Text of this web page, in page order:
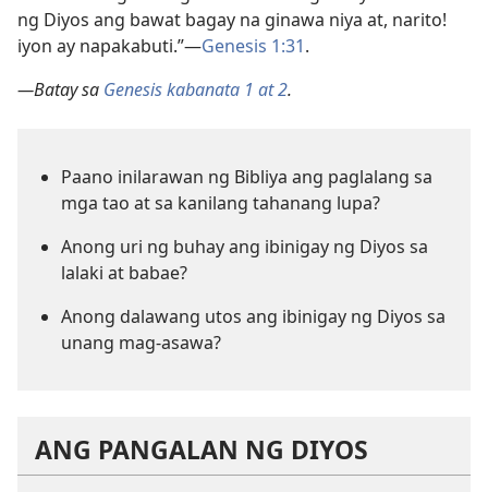
ng Diyos ang bawat bagay na ginawa niya at, narito!
iyon ay napakabuti.”​—Genesis 1:31.
—Batay sa Genesis kabanata 1 at 2.
Paano inilarawan ng Bibliya ang paglalang sa
mga tao at sa kanilang tahanang lupa?
Anong uri ng buhay ang ibinigay ng Diyos sa
lalaki at babae?
Anong dalawang utos ang ibinigay ng Diyos sa
unang mag-asawa?
ANG PANGALAN NG DIYOS